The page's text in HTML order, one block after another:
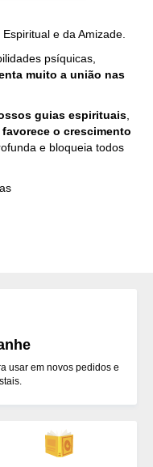
e da Amizade.
psíquicas,
muito a união nas
guias espirituais
favorece o crescimento
e bloqueia todos
usar em novos pedidos e